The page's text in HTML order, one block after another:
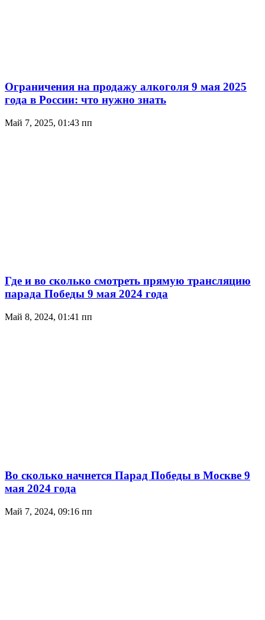
Ограничения на продажу алкоголя 9 мая 2025
года в России: что нужно знать
Май 7, 2025, 01:43 пп
Где и во сколько смотреть прямую трансляцию
парада Победы 9 мая 2024 года
Май 8, 2024, 01:41 пп
Во сколько начнется Парад Победы в Москве 9
мая 2024 года
Май 7, 2024, 09:16 пп